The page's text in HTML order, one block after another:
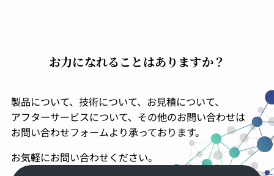
お力になれることはありますか？
製品について、技術について、お見積について、
アフターサービスについて、その他のお問い合わせは
お問い合わせフォームより承っております。
お気軽にお問い合わせください。